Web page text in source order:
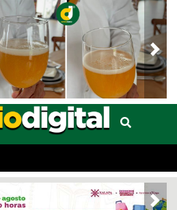
Fortalece Ayuntamiento de
animales del Parque Miguel Ángel